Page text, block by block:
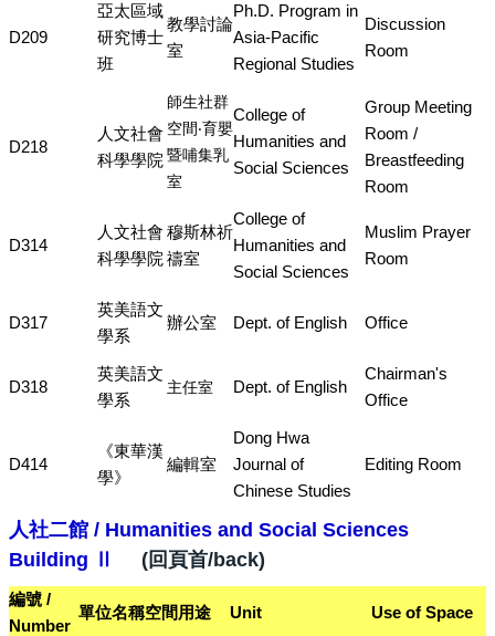
D209
亞太區域
研究博士
班
教學討論
室
Ph.D. Program in
Asia-Pacific
Regional Studies
Discussion
Room
D218
人文社會
科學學院
師生社群
空間‧育嬰
暨哺集乳
室
College of
Humanities and
Social Sciences
Group Meeting
Room /
Breastfeeding
Room
D314
人文社會
科學學院
穆斯林祈
禱室
College of
Humanities and
Social Sciences
Muslim Prayer
Room
D317
英美語文
學系
辦公室 Dept. of English Office
D318
英美語文
學系
主任室 Dept. of English
Chairman's
Office
D414
《東華漢
學》
編輯室
Dong Hwa
Journal of
Chinese Studies
Editing Room
人社二館 / Humanities and Social Sciences
Building Ⅱ (回頁首/back)
編號 /
Number
單位名稱空間用途 Unit Use of Space